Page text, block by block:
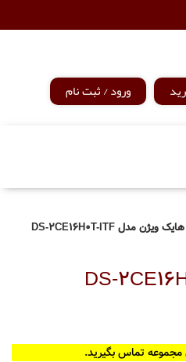
ورود / ثبت نام
مجموعه تماس بگیرید.